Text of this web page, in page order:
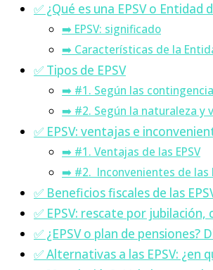
✅ ¿Qué es una EPSV o
➡️ EPSV: significado
➡️ Características de la
✅ Tipos de EPSV
➡️ #1. Según las
➡️ #2. Según la naturaleza y
✅ EPSV: ventajas e
➡️ #1. Ventajas de las EPSV
➡️ #2. Inconvenientes de las
✅ Beneficios fiscales de las
✅ EPSV: rescate por
✅ ¿EPSV o plan de pensiones?
✅ Alternativas a las EPSV: